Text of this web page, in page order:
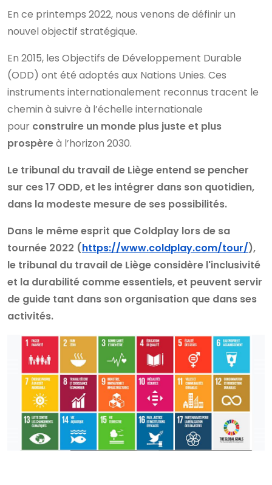
En ce printemps 2022, nous venons de définir un
nouvel objectif stratégique.
En 2015, les Objectifs de Développement Durable
(ODD) ont été adoptés aux Nations Unies. Ces
instruments internationalement reconnus tracent le
chemin à suivre à l’échelle internationale
pour construire un monde plus juste et plus
prospèreà l’horizon 2030.
Le tribunal du travail de Liège entend se pencher
sur ces 17 ODD, et les intégrer dans son quotidien,
dans la modeste mesure de ses possibilités.
Dans le même esprit que Coldplay lors de sa
tournée 2022 (https://www.coldplay.com/tour/),
le tribunal du travail de Liège considère l'inclusivité
et la durabilité comme essentiels, et peuvent servir
de guide tant dans son organisation que dans ses
activités.